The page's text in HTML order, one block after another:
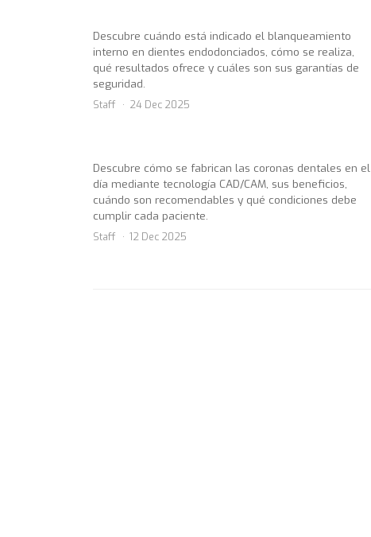
Descubre cuándo está indicado el blanqueamiento
interno en dientes endodonciados, cómo se realiza,
qué resultados ofrece y cuáles son sus garantías de
seguridad.
Staff 24 Dec 2025
Descubre cómo se fabrican las coronas dentales en el
día mediante tecnología CAD/CAM, sus beneficios,
cuándo son recomendables y qué condiciones debe
cumplir cada paciente.
Staff 12 Dec 2025